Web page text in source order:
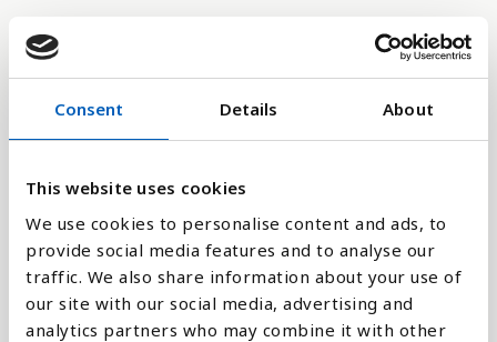
Consent Details About
This website uses cookies
We use cookies to personalise content and ads, to
provide social media features and to analyse our
traffic. We also share information about your use of
our site with our social media, advertising and
analytics partners who may combine it with other
Stapeldiagram
Linje
Jämför med: